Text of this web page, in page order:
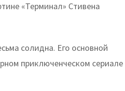
«Терминал» Стивена
солидна. Его основной
приключенческом сериале